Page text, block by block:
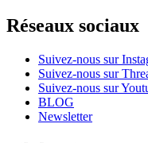
Réseaux sociaux
Suivez-nous sur
Suivez-nous sur
Suivez-nous sur
BLOG
Newsletter